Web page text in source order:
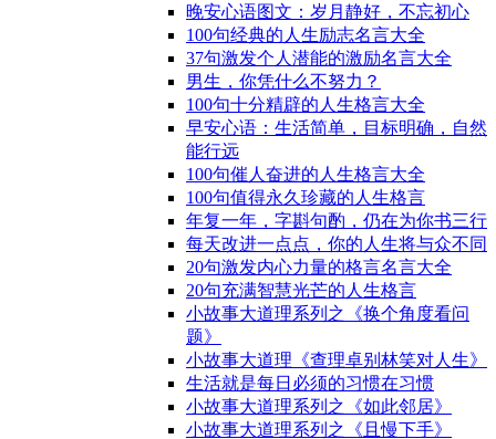
晚安心语图文：岁月静好，不忘初心
100句经典的人生励志名言大全
37句激发个人潜能的激励名言大全
男生，你凭什么不努力？
100句十分精辟的人生格言大全
早安心语：生活简单，目标明确，自然
能行远
100句催人奋进的人生格言大全
100句值得永久珍藏的人生格言
年复一年，字斟句酌，仍在为你书三行
每天改进一点点，你的人生将与众不同
20句激发内心力量的格言名言大全
20句充满智慧光芒的人生格言
小故事大道理系列之《换个角度看问
题》
小故事大道理《查理卓别林笑对人生》
生活就是每日必须的习惯在习惯
小故事大道理系列之《如此邻居》
小故事大道理系列之《且慢下手》